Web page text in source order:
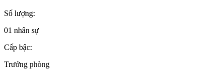
Số lượng:
01 nhân sự
Cấp bậc:
Trưởng phòng